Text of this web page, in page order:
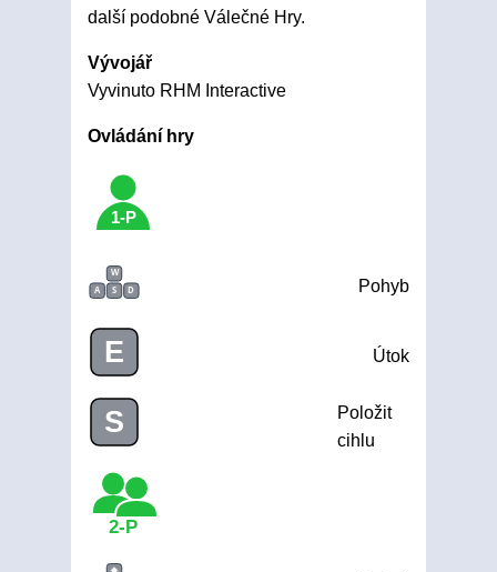
další podobné Válečné Hry.
Vývojář
Vyvinuto RHM Interactive
Ovládání hry
1-P
W
A
S D Pohyb
E Útok
S
Položit
cihlu
2-P